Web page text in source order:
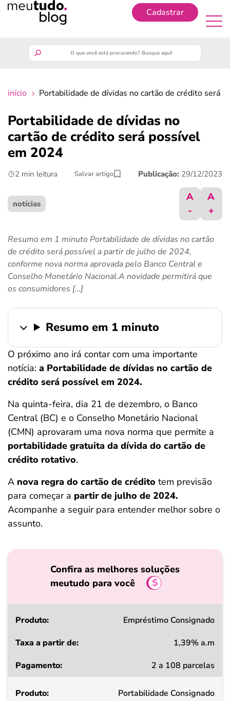
Cadastrar
finanças
benefícios
últimas notícias
ferramentas
início Portabilidade de dívidas no cartão de crédito será
Portabilidade de dívidas no
cartão de crédito será possível
em 2024
2 min leitura Salvar artigo Publicação: 29/12/2023
notícias
A
-
A
+
Resumo em 1 minuto Portabilidade de dívidas no cartão
de crédito será possível a partir de julho de 2024,
conforme nova norma aprovada pelo Banco Central e
Conselho Monetário Nacional.A novidade permitirá que
os consumidores […]
Resumo em 1 minuto
O próximo ano irá contar com uma importante
notícia: a Portabilidade de dívidas no cartão de
crédito será possível em 2024.
Na quinta-feira, dia 21 de dezembro, o Banco
Central (BC) e o Conselho Monetário Nacional
(CMN) aprovaram uma nova norma que permite a
portabilidade gratuita da dívida do cartão de
crédito rotativo.
A nova regra do cartão de crédito tem previsão
para começar a partir de julho de 2024.
Acompanhe a seguir para entender melhor sobre o
assunto.
Confira as melhores soluções
meutudo para você
Produto
a
de
Empréstimo Consignado
1,39% a.m
2 a 108 parcelas
Portabilidade Consignado